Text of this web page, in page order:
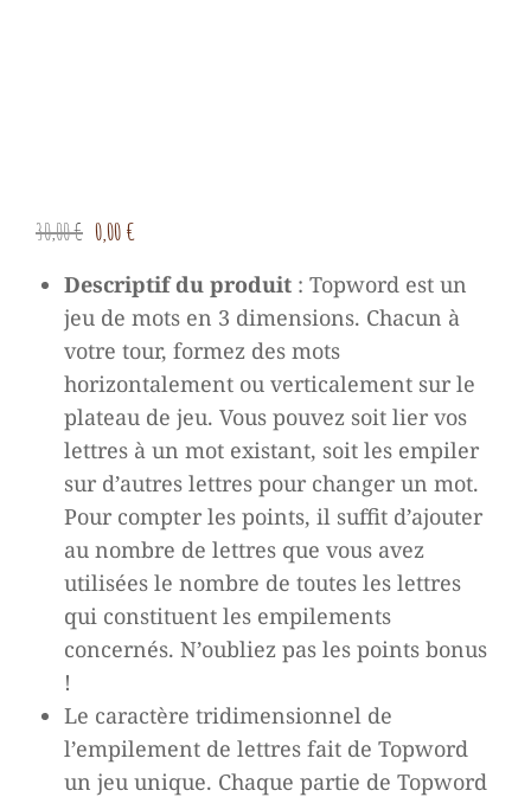
30,00€ Le
initial
était :
30,00 €.
0,00 €
actuel
est :
0,00 €.
Descriptif du produit: Topword est un
jeu de mots en 3 dimensions. Chacun à
votre tour, formez des mots
horizontalement ou verticalement sur le
plateau de jeu. Vous pouvez soit lier vos
lettres à un mot existant, soit les empiler
sur d’autres lettres pour changer un mot.
Pour compter les points, il suffit d’ajouter
au nombre de lettres que vous avez
utilisées le nombre de toutes les lettres
qui constituent les empilements
concernés. N’oubliez pas les points bonus
!
Le caractère tridimensionnel de
l’empilement de lettres fait de Topword
un jeu unique. Chaque partie de Topword